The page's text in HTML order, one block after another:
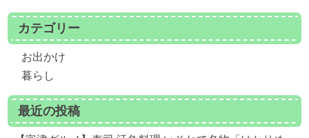
カテゴリー
お出かけ
暮らし
最近の投稿